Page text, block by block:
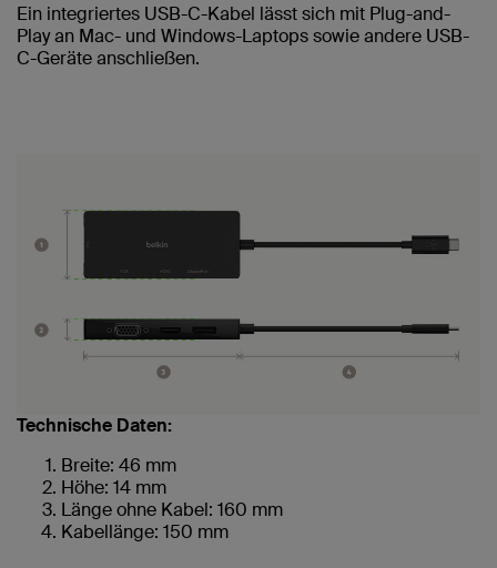
Ein integriertes USB-C-Kabel lässt sich mit Plug-and-
Play an Mac- und Windows-Laptops sowie andere USB-
C-Geräte anschließen.
Technische Daten:
Breite: 46 mm
Höhe: 14 mm
Länge ohne Kabel: 160 mm
Kabellänge: 150 mm